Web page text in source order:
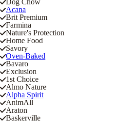
Acana
Brit Premium
Farmina
Nature's Protection
Home Food
Savory
Oven-Baked
Bavaro
Exclusion
1st Choice
Almo Nature
Alpha Spirit
AnimAll
Araton
Baskerville